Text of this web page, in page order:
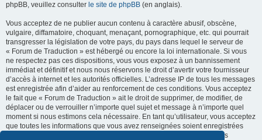
phpBB, veuillez consulter le site de phpBB (en anglais).
Vous acceptez de ne publier aucun contenu à caractère abusif, obscène,
vulgaire, diffamatoire, choquant, menaçant, pornographique, etc. qui pourrait
transgresser la législation de votre pays, du pays dans lequel le serveur de
« Forum de Traduction » est hébergé ou encore la loi internationale. Si vous
ne respectez pas ces dispositions, vous vous exposez à un bannissement
immédiat et définitif et nous nous réservons le droit d’avertir votre fournisseur
d’accès à internet et les autorités officielles. L’adresse IP de tous les messages
est enregistrée afin d’aider au renforcement de ces conditions. Vous acceptez
le fait que « Forum de Traduction » ait le droit de supprimer, de modifier, de
déplacer ou de verrouiller n’importe quel sujet et message à n’importe quel
moment si nous estimons cela nécessaire. En tant qu’utilisateur, vous acceptez
que toutes les informations que vous avez renseignées soient enregistrées
dans notre base de données. Bien que ces informations ne seront pas